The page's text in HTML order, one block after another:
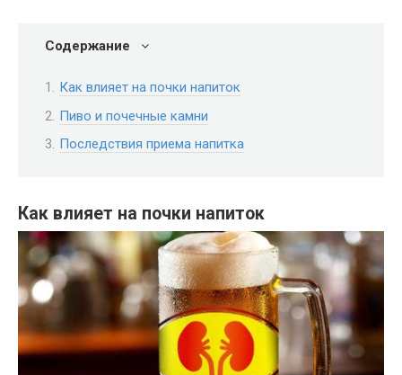
Содержание
Как влияет на почки напиток
Пиво и почечные камни
Последствия приема напитка
Как влияет на почки напиток